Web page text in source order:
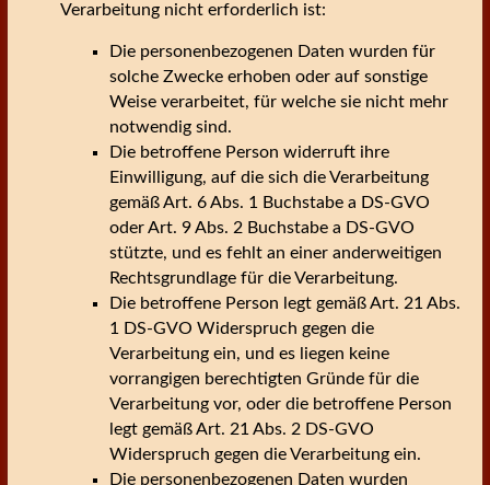
Verarbeitung nicht erforderlich ist:
Die personenbezogenen Daten wurden für
solche Zwecke erhoben oder auf sonstige
Weise verarbeitet, für welche sie nicht mehr
notwendig sind.
Die betroffene Person widerruft ihre
Einwilligung, auf die sich die Verarbeitung
gemäß Art. 6 Abs. 1 Buchstabe a DS-GVO
oder Art. 9 Abs. 2 Buchstabe a DS-GVO
stützte, und es fehlt an einer anderweitigen
Rechtsgrundlage für die Verarbeitung.
Die betroffene Person legt gemäß Art. 21 Abs.
1 DS-GVO Widerspruch gegen die
Verarbeitung ein, und es liegen keine
vorrangigen berechtigten Gründe für die
Verarbeitung vor, oder die betroffene Person
legt gemäß Art. 21 Abs. 2 DS-GVO
Widerspruch gegen die Verarbeitung ein.
Die personenbezogenen Daten wurden